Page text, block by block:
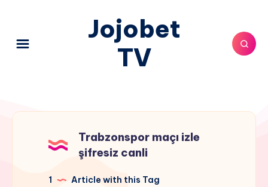
Jojobet
TV
Trabzonspor maçı izle
şifresiz canli
1 Article with this Tag